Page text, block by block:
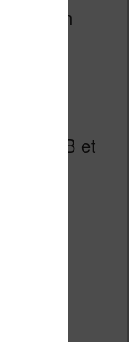
EPUB et
une
cette